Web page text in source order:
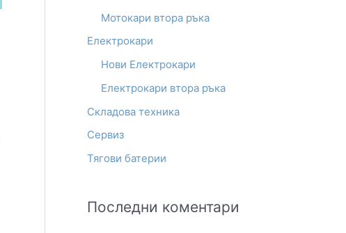
f
Мотокари втора ръка
Електрокари
Нови Електрокари
Електрокари втора ръка
Складова техника
Сервиз
Тягови батерии
Последни коментари